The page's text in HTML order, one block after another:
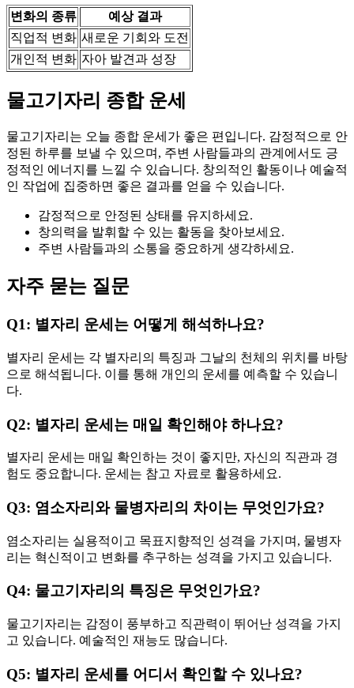
변화의 종류
예상 결과
직업적 변화 새로운 기회와 도전
개인적 변화 자아 발견과 성장
물고기자리 종합 운세
물고기자리는 오늘 종합 운세가 좋은 편입니다. 감정적으로 안
정된 하루를 보낼 수 있으며, 주변 사람들과의 관계에서도 긍
정적인 에너지를 느낄 수 있습니다. 창의적인 활동이나 예술적
인 작업에 집중하면 좋은 결과를 얻을 수 있습니다.
감정적으로 안정된 상태를 유지하세요.
창의력을 발휘할 수 있는 활동을 찾아보세요.
주변 사람들과의 소통을 중요하게 생각하세요.
자주 묻는 질문
Q1: 별자리 운세는 어떻게 해석하나요?
별자리 운세는 각 별자리의 특징과 그날의 천체의 위치를 바탕
으로 해석됩니다. 이를 통해 개인의 운세를 예측할 수 있습니
다.
Q2: 별자리 운세는 매일 확인해야 하나요?
별자리 운세는 매일 확인하는 것이 좋지만, 자신의 직관과 경
험도 중요합니다. 운세는 참고 자료로 활용하세요.
Q3: 염소자리와 물병자리의 차이는 무엇인가요?
염소자리는 실용적이고 목표지향적인 성격을 가지며, 물병자
리는 혁신적이고 변화를 추구하는 성격을 가지고 있습니다.
Q4: 물고기자리의 특징은 무엇인가요?
물고기자리는 감정이 풍부하고 직관력이 뛰어난 성격을 가지
고 있습니다. 예술적인 재능도 많습니다.
Q5: 별자리 운세를 어디서 확인할 수 있나요?